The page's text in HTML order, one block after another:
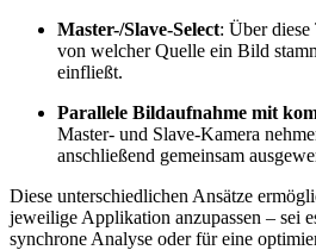
Master-/Slave-Select: Über
von welcher Quelle ein Bild
einfließt.
Parallele Bildaufnahme mit
Master- und Slave-Kamera
anschließend gemeinsam
Diese unterschiedlichen Ansätze
jeweilige Applikation anzupassen – sei
synchrone Analyse oder für eine